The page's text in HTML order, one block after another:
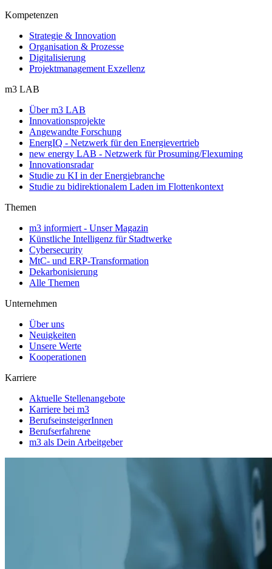
Kompetenzen
Strategie & Innovation
Organisation & Prozesse
Digitalisierung
Projektmanagement Exzellenz
m3 LAB
Über m3 LAB
Innovationsprojekte
Angewandte Forschung
EnergIQ - Netzwerk für den Energievertrieb
new energy LAB - Netzwerk für Prosuming/Flexuming
Innovationsradar
Studie zu KI in der Energiebranche
Studie zu bidirektionalem Laden im Flottenkontext
Themen
m3 informiert - Unser Magazin
Künstliche Intelligenz für Stadtwerke
Cybersecurity
MtC- und ERP-Transformation
Dekarbonisierung
Alle Themen
Unternehmen
Über uns
Neuigkeiten
Unsere Werte
Kooperationen
Karriere
Aktuelle Stellenangebote
Karriere bei m3
BerufseinsteigerInnen
Berufserfahrene
m3 als Dein Arbeitgeber